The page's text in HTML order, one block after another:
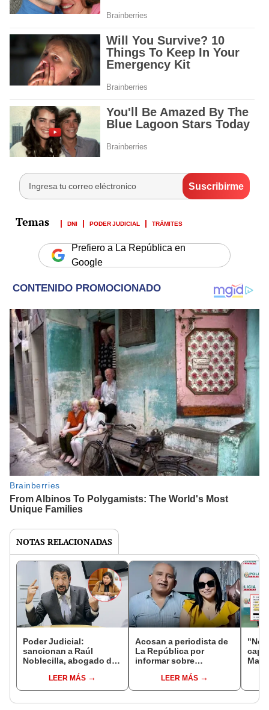
DNI PODER JUDICIAL TRÁMITES
Prefiero a La República en
Google
NOTAS RELACIONADAS
Poder Judicial:
sancionan a Raúl
Noblecilla, abogado de
juicio a Pedro Castillo
LEER MÁS
Acosan a periodista de
La República por
informar sobre
LEER MÁS